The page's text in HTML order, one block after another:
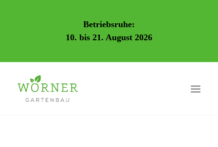
Betriebsruhe:
10. bis 21. August 2026